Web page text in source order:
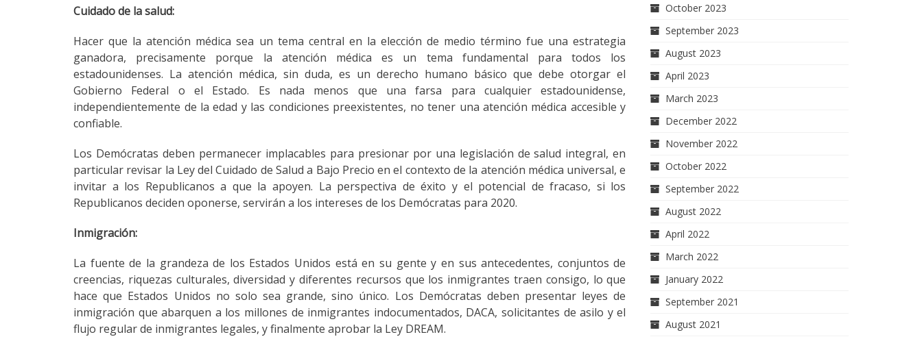
Cuidado de la salud:
Hacer que la atención médica sea un tema central en la elección de medio término fue una estrategia
ganadora, precisamente porque la atención médica es un tema fundamental para todos los
estadounidenses. La atención médica, sin duda, es un derecho humano básico que debe otorgar el
Gobierno Federal o el Estado. Es nada menos que una farsa para cualquier estadounidense,
independientemente de la edad y las condiciones preexistentes, no tener una atención médica accesible y
confiable.
Los Demócratas deben permanecer implacables para presionar por una legislación de salud integral, en
particular revisar la Ley del Cuidado de Salud a Bajo Precio en el contexto de la atención médica universal, e
invitar a los Republicanos a que la apoyen. La perspectiva de éxito y el potencial de fracaso, si los
Republicanos deciden oponerse, servirán a los intereses de los Demócratas para 2020.
Inmigración:
La fuente de la grandeza de los Estados Unidos está en su gente y en sus antecedentes, conjuntos de
creencias, riquezas culturales, diversidad y diferentes recursos que los inmigrantes traen consigo, lo que
hace que Estados Unidos no solo sea grande, sino único. Los Demócratas deben presentar leyes de
inmigración que abarquen a los millones de inmigrantes indocumentados, DACA, solicitantes de asilo y el
flujo regular de inmigrantes legales, y finalmente aprobar la Ley DREAM.
October 2023
September 2023
August 2023
April 2023
March 2023
December 2022
November 2022
October 2022
September 2022
August 2022
April 2022
March 2022
January 2022
September 2021
August 2021